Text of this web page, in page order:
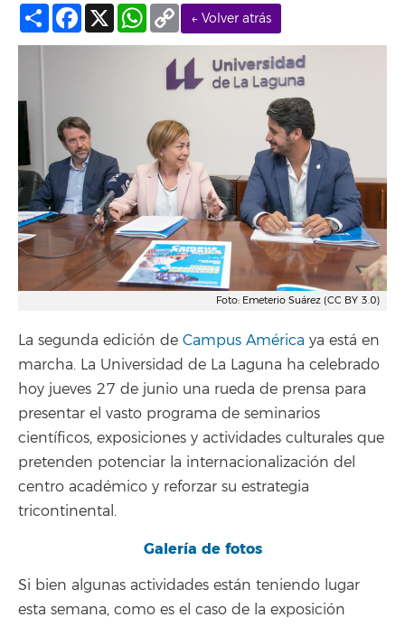
← Volver atrás
Compartir
Facebook
X WhatsApp
Copy
Link
Foto: Emeterio Suárez (CC BY 3.0)
La segunda edición de Campus América ya está en
marcha. La Universidad de La Laguna ha celebrado
hoy jueves 27 de junio una rueda de prensa para
presentar el vasto programa de seminarios
científicos, exposiciones y actividades culturales que
pretenden potenciar la internacionalización del
centro académico y reforzar su estrategia
tricontinental.
Galería de fotos
Si bien algunas actividades están teniendo lugar
esta semana, como es el caso de la exposición